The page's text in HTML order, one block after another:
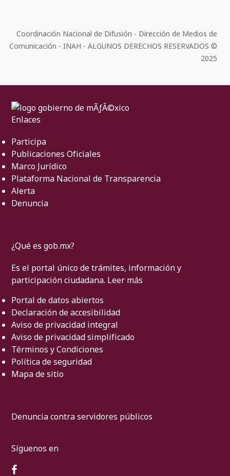
Coordinación Nacional de Difusión - Dirección de Medios de
Comunicación - INAH - ALGUNOS DERECHOS RESERVADOS ©
2025
Enlaces
Participa
Publicaciones Oficiales
Marco Jurídico
Plataforma Nacional de Transparencia
Alerta
Denuncia
¿Qué es gob.mx?
Es el portal único de trámites, información y
participación ciudadana. Leer más
Portal de datos abiertos
Declaración de accesibilidad
Aviso de privacidad integral
Aviso de privacidad simplificado
Términos y Condiciones
Política de seguridad
Mapa de sitio
Denuncia contra servidores públicos
Síguenos en